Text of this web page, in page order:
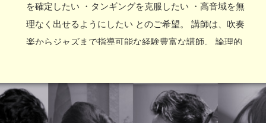
ので、お忙しい方にも人気です。 古川橋周辺担当のト
ロンボーン講師 経験豊富な現役のプロの講師が数名、
担当しております！ 吹奏楽部出身の講師やジャズを得
際には、「吹奏楽の曲をやりたい」とか「基礎から教え
て欲しい」などのご希望をぜひお伝えください。 古川
橋トロンボーン教室のレッスン場所 今回の生徒さんは
を確定したい ・タンギングを克服したい ・高音域を無
理なく出せるようにしたい とのご希望。 講師は、吹奏
楽からジャズまで指導可能な経験豊富な講師。 論理的
さっそく部活にも活かせていただけたのではないでしょ
うか。 部活での練習にプライベートレッスンを加える